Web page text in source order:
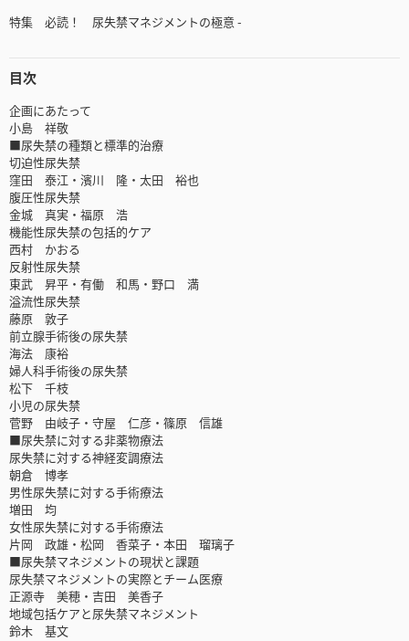
特集 必読！ 尿失禁マネジメントの極意 -
目次
企画にあたって
小島 祥敬
■尿失禁の種類と標準的治療
切迫性尿失禁
窪田 泰江・濱川 隆・太田 裕也
腹圧性尿失禁
金城 真実・福原 浩
機能性尿失禁の包括的ケア
西村 かおる
反射性尿失禁
東武 昇平・有働 和馬・野口 満
溢流性尿失禁
藤原 敦子
前立腺手術後の尿失禁
海法 康裕
婦人科手術後の尿失禁
松下 千枝
小児の尿失禁
菅野 由岐子・守屋 仁彦・篠原 信雄
■尿失禁に対する非薬物療法
尿失禁に対する神経変調療法
朝倉 博孝
男性尿失禁に対する手術療法
増田 均
女性尿失禁に対する手術療法
片岡 政雄・松岡 香菜子・本田 瑠璃子
■尿失禁マネジメントの現状と課題
尿失禁マネジメントの実際とチーム医療
正源寺 美穂・吉田 美香子
地域包括ケアと尿失禁マネジメント
鈴木 基文